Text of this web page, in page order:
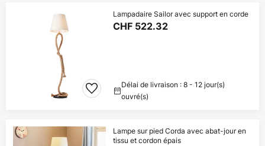
Lampadaire Sailor avec support en corde
CHF 522.32
Délai de livraison : 8 - 12 jour(s)
ouvré(s)
Lampe sur pied Corda avec abat-jour en
tissu et cordon épais